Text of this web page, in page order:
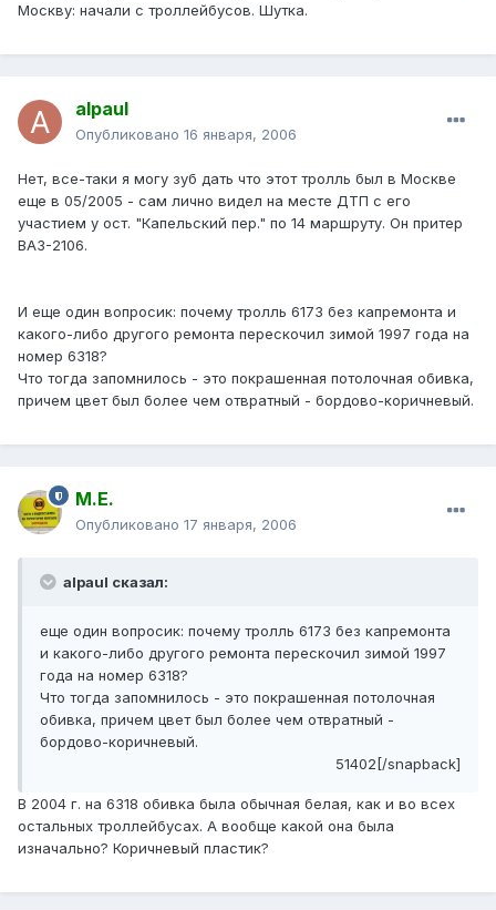
Москву: начали с троллейбусов. Шутка.
alpaul
Опубликовано 16 января, 2006
Нет, все-таки я могу зуб дать что этот тролль был в Москве
еще в 05/2005 - сам лично видел на месте ДТП с его
участием у ост. "Капельский пер." по 14 маршруту. Он притер
ВАЗ-2106.
И еще один вопросик: почему тролль 6173 без капремонта и
какого-либо другого ремонта перескочил зимой 1997 года на
номер 6318?
Что тогда запомнилось - это покрашенная потолочная обивка,
причем цвет был более чем отвратный - бордово-коричневый.
М.Е.
Опубликовано 17 января, 2006
alpaul сказал:
еще один вопросик: почему тролль 6173 без капремонта
и какого-либо другого ремонта перескочил зимой 1997
года на номер 6318?
Что тогда запомнилось - это покрашенная потолочная
обивка, причем цвет был более чем отвратный -
бордово-коричневый.
51402[/snapback]
В 2004 г. на 6318 обивка была обычная белая, как и во всех
остальных троллейбусах. А вообще какой она была
изначально? Коричневый пластик?